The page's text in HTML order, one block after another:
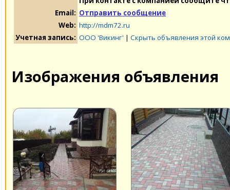
Email: Отправить сообщение
Web: http://mdm72.ru
Учетная запись: ООО 'Викинг' | Скрыть объявления этой
Изображения объявления